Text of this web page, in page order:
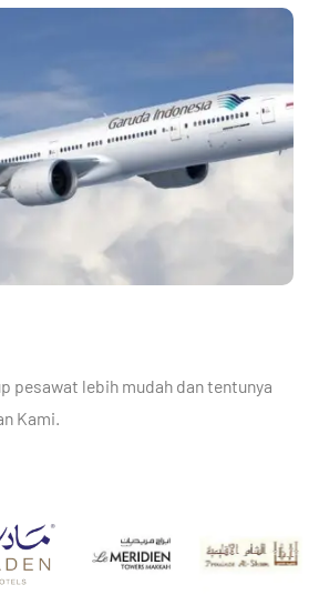
pesawat lebih mudah dan tentunya
Kami.